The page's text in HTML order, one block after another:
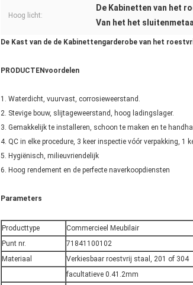
Hoog licht:
De Kabinetten van het
Van het het
De Kast van de de Kabinettengarderobe van het
PRODUCTENvoordelen
1. Waterdicht, vuurvast, corrosieweerstand.
2. Stevige bouw, slijtageweerstand, hoog ladingslager.
3. Gemakkelijk te installeren, schoon te maken en te
4. QC in elke procedure, 3 keer inspectie vóór verpakking, 1
5. Hygiënisch, milieuvriendelijk
6. Hoog rendement en de perfecte naverkoopdiensten
Parameters
Producttype
Commercieel Meubilair
Punt nr.
71841100102
Materiaal
Verkiesbaar roestvrij staal, 201 of 304
facultatieve 0.41.2mm